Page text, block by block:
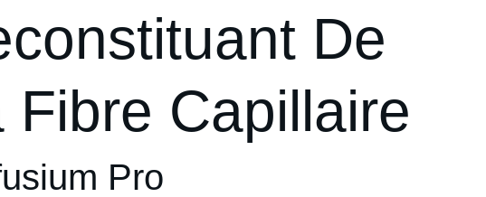
De
Fibre Capillaire
Pro